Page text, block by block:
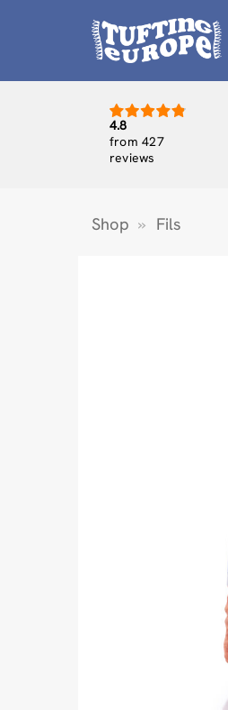
4.8
from 427
reviews
Shop » Fils